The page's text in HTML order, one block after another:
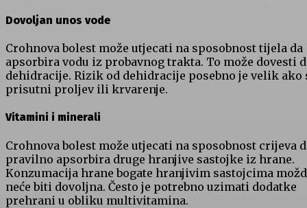
Dovoljan unos vode
Crohnova bolest može utjecati na sposobnost tijela da
apsorbira vodu iz probavnog trakta. To može dovesti
dehidracije. Rizik od dehidracije posebno je velik ako
prisutni proljev ili krvarenje.
Vitamini i minerali
Crohnova bolest može utjecati na sposobnost crijeva
pravilno apsorbira druge hranjive sastojke iz hrane.
Konzumacija hrane bogate hranjivim sastojcima
neće biti dovoljna. Često je potrebno uzimati dodatke
prehrani u obliku multivitamina.